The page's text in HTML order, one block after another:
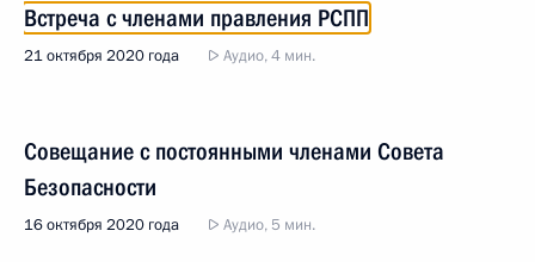
Встреча с членами правления РСПП
21 октября 2020 года Аудио, 4 мин.
Совещание с постоянными членами Совета
Безопасности
16 октября 2020 года Аудио, 5 мин.